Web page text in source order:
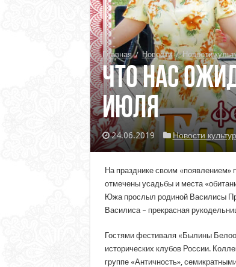
Главная / Новости / Новости
Что нас
июля
24.06.2019 Новости
На празднике своим «появлением»
отмечены усадьбы и места
Южа прослыл родиной Василисы
Василиса – прекрасная
Гостями фестиваля «Былины
исторических клубов России.
группе «Античность»,